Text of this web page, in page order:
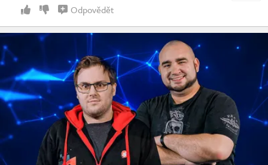
Odpovědět